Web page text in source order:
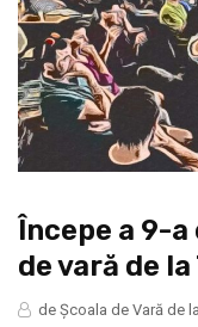
Începe a 9-
de vară de
de Şcoala de Vară de